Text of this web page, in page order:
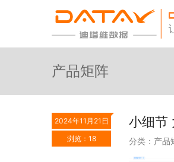
产品矩阵
2024年11月21日
浏览：18
小细节
分类： 产品